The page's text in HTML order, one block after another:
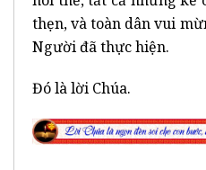
thẹn, và toàn dân vui
Người đã thực hiện.
Đó là lời Chúa.